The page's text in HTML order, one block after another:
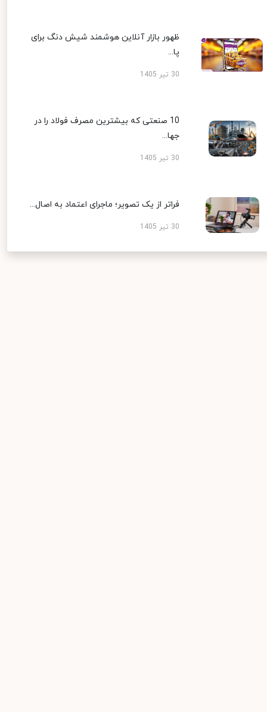
ظهور بازار آنلاین هوشمند شیش دنگ برای
پا...
30 تیر 1405
10 صنعتی که بیشترین مصرف فولاد را در
جها...
30 تیر 1405
فراتر از یک تصویر؛ ماجرای اعتماد به اصال...
30 تیر 1405